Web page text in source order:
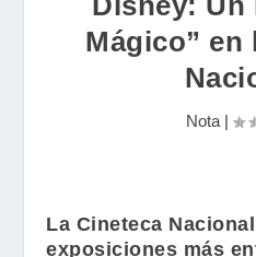
Mágico” en
Nota|
La Cineteca Nacional
exposiciones más